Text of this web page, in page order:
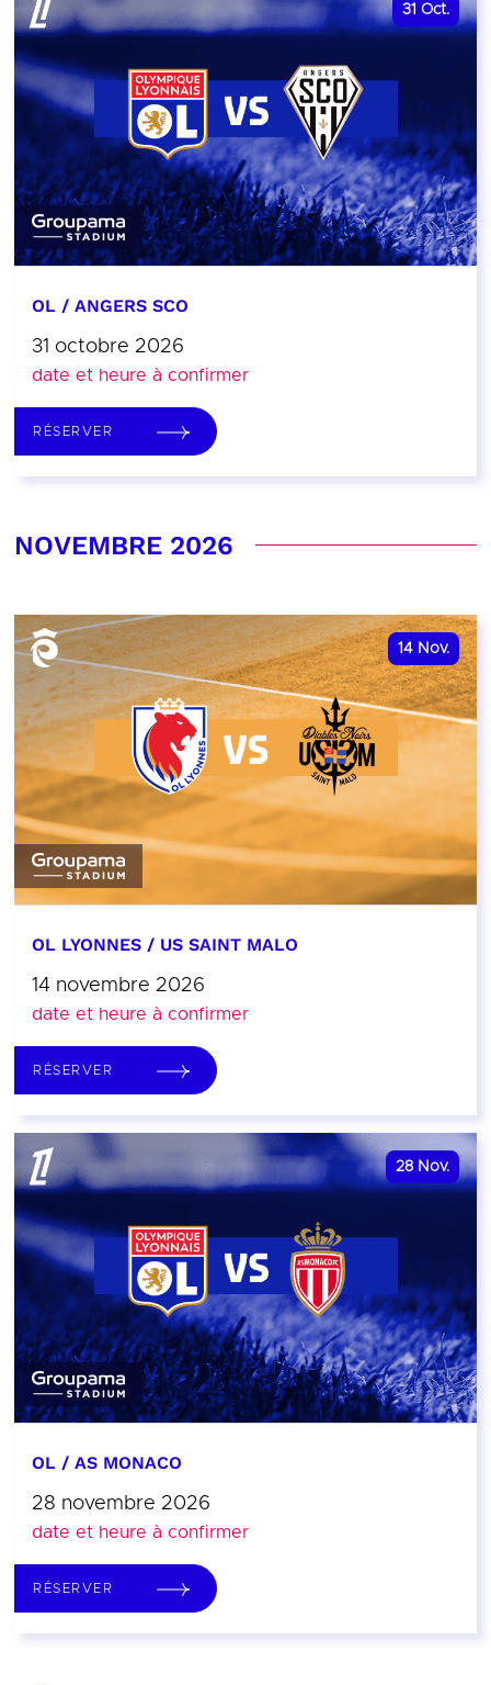
31 Oct.
OL / ANGERS SCO
31 octobre 2026
date et heure à confirmer
RÉSERVER
NOVEMBRE 2026
14 Nov.
OL LYONNES / US SAINT MALO
14 novembre 2026
date et heure à confirmer
RÉSERVER
28 Nov.
OL / AS MONACO
28 novembre 2026
date et heure à confirmer
RÉSERVER